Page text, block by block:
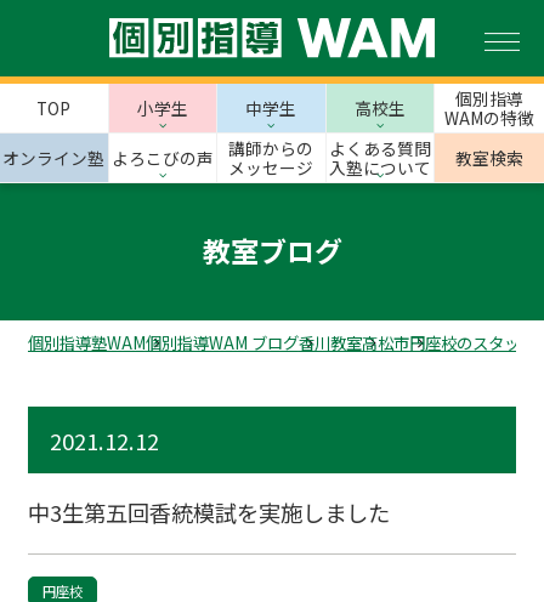
TOP 小学生 中学生 高校生
個別指導
WAMの特徴
オンライン塾 よろこびの声
講師からの
メッセージ
よくある質問
入塾について
教室検索
教室ブログ
個別指導塾WAM個別指導WAM ブログ香川教室高松市円座校のスタッフ
2021.12.12
中3生第五回香統模試を実施しました
円座校